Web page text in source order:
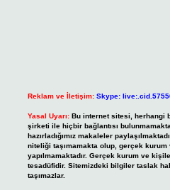
Reklam ve İletişim: Skype:
Yasal Uyarı: Bu internet sitesi, herhangi
şirketi ile hiçbir bağlantısı
hazırladığımız makaleler
niteliği taşımamakta olup, gerçek kurum
yapılmamaktadır. Gerçek kurum ve
tesadüfidir. Sitemizdeki bilgiler taslak
taşımazlar.